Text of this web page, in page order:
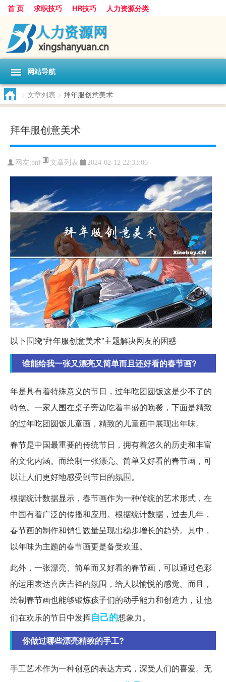
首 页 求职技巧 HR技巧 人力资源分类
网站导航
> 文章列表 > 拜年服创意美术
拜年服创意美术
网友:bnf 文章列表 2024-02-12 22:33:06
以下围绕“拜年服创意美术”主题解决网友的困惑
谁能给我一张又漂亮又简单而且还好看的春节画?
年是具有着特殊意义的节日，过年吃团圆饭这是少不了的
特色。一家人围在桌子旁边吃着丰盛的晚餐，下面是精致
的过年吃团圆饭儿童画，精致的儿童画中展现出年味。
春节是中国最重要的传统节日，拥有着悠久的历史和丰富
的文化内涵。而绘制一张漂亮、简单又好看的春节画，可
以让人们更好地感受到节日的氛围。
根据统计数据显示，春节画作为一种传统的艺术形式，在
中国有着广泛的传播和应用。根据统计数据，过去几年，
春节画的制作和销售数量呈现出稳步增长的趋势。其中，
以年味为主题的春节画更是备受欢迎。
此外，一张漂亮、简单而又好看的春节画，可以通过色彩
的运用表达喜庆吉祥的氛围，给人以愉悦的感觉。而且，
绘制春节画也能够锻炼孩子们的动手能力和创造力，让他
们在欢乐的节日中发挥自己的想象力。
你做过哪些漂亮精致的手工?
手工艺术作为一种创意的表达方式，深受人们的喜爱。无